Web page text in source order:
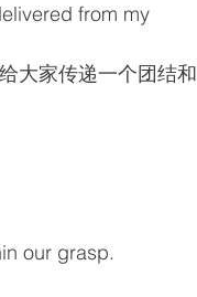
from my
大家传递一个团结和
our grasp.